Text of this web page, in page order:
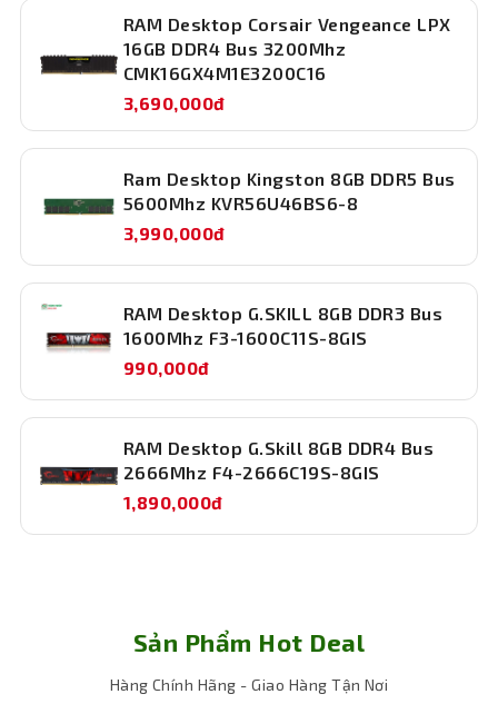
khi hoạt động lâu dài. Nhờ đó, toàn bộ hệ thống sẽ vận
hành mát mẻ hơn, kéo dài tuổi thọ linh kiện và đảm bảo
hiệu suất luôn ở mức cao nhất.
Độ tương thích cao, bảo hành dài hạn
tảng Intel thế hệ 12, 13 và mới hơn. Đồng thời, sản phẩm
được bảo hành chính hãng lên đến 36 tháng, mang lại sự
RAM Desktop Corsair Vengeance LPX
16GB DDR4 Bus 3200Mhz
CMK16GX4M1E3200C16
3,690,000đ
Ram Desktop Kingston 8GB DDR5 Bus
5600Mhz KVR56U46BS6-8
3,990,000đ
RAM Desktop G.SKILL 8GB DDR3 Bus
1600Mhz F3-1600C11S-8GIS
990,000đ
RAM Desktop G.Skill 8GB DDR4 Bus
2666Mhz F4-2666C19S-8GIS
1,890,000đ
Sản Phẩm Hot Deal
Hàng Chính Hãng - Giao Hàng Tận Nơi